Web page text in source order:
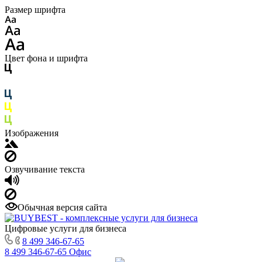
Размер шрифта
Цвет фона и шрифта
Изображения
Озвучивание текста
Обычная версия сайта
Цифровые услуги для бизнеса
8 499 346-67-65
8 499 346-67-65 Офис